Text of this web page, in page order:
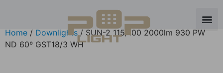
Home / Downlights / SUN-2 115/100 2000lm 930 PW
ND 60º GST18/3 WH